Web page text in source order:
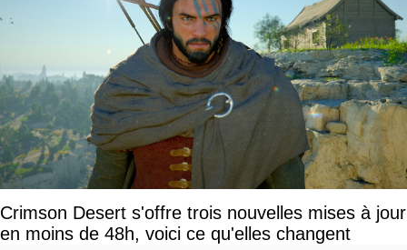
Crimson Desert s'offre trois nouvelles mises à jour
en moins de 48h, voici ce qu'elles changent